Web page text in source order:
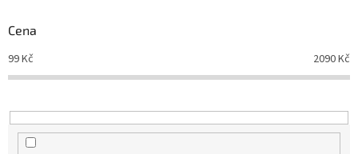
r
o
d
u
t
ů
Cena
99Kč 2090Kč